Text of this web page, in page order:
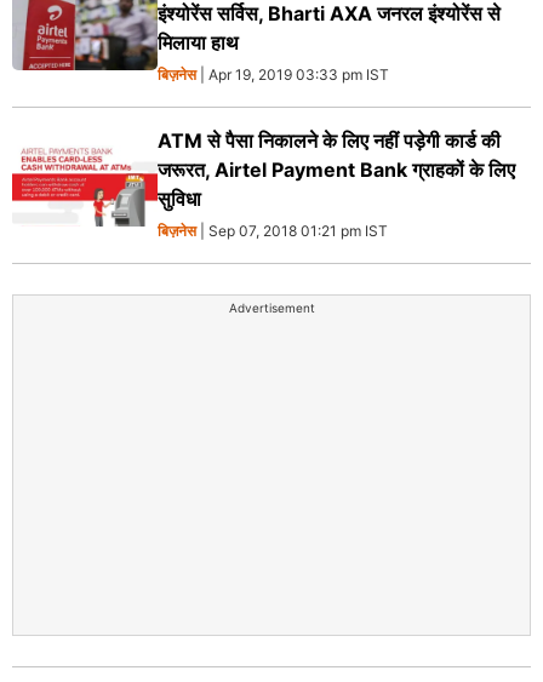
इंश्‍योरेंस सर्विस, Bharti AXA जनरल इंश्योरेंस से
मिलाया हाथ
बिज़नेस| Apr 19, 2019 03:33 pm IST
ATM से पैसा निकालने के लिए नहीं पड़ेगी कार्ड की
जरूरत, Airtel Payment Bank ग्राहकों के लिए
सुविधा
बिज़नेस| Sep 07, 2018 01:21 pm IST
Advertisement